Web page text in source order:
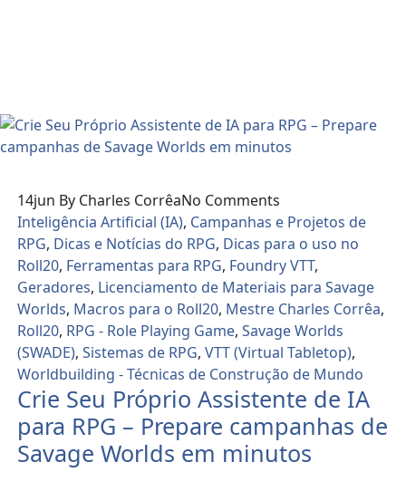
14jun By Charles CorrêaNo Comments
Inteligência Artificial (IA), Campanhas e Projetos de
RPG, Dicas e Notícias do RPG, Dicas para o uso no
Roll20, Ferramentas para RPG, Foundry VTT,
Geradores, Licenciamento de Materiais para Savage
Worlds, Macros para o Roll20, Mestre Charles Corrêa,
Roll20, RPG - Role Playing Game,Savage Worlds
(SWADE),Sistemas de RPG,VTT (Virtual Tabletop),
Worldbuilding - Técnicas de Construção de Mundo
Crie Seu Próprio Assistente de IA
para RPG – Prepare campanhas de
Savage Worlds em minutos